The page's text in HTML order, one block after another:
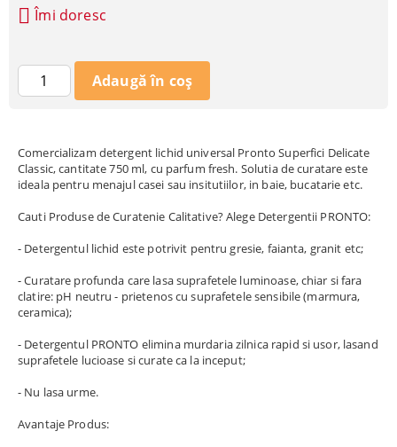
Comercializam detergent lichid universal Pronto Superfici Delicate
Classic, cantitate 750 ml, cu parfum fresh. Solutia de curatare este
ideala pentru menajul casei sau insitutiilor, in baie, bucatarie etc.
Cauti Produse de Curatenie Calitative? Alege Detergentii PRONTO:
- Detergentul lichid este potrivit pentru gresie, faianta, granit etc;
- Curatare profunda care lasa suprafetele luminoase, chiar si fara
clatire: pH neutru - prietenos cu suprafetele sensibile (marmura,
ceramica);
- Detergentul PRONTO elimina murdaria zilnica rapid si usor, lasand
suprafetele lucioase si curate ca la inceput;
- Nu lasa urme.
Avantaje Produs:
Îmi doresc